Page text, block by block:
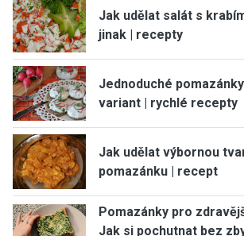
Jak udělat salát s
jinak | recepty
Jednoduché
variant | rychlé recepty
Jak udělat výbornou
pomazánku | recept
Pomazánky pro
Jak si pochutnat bez